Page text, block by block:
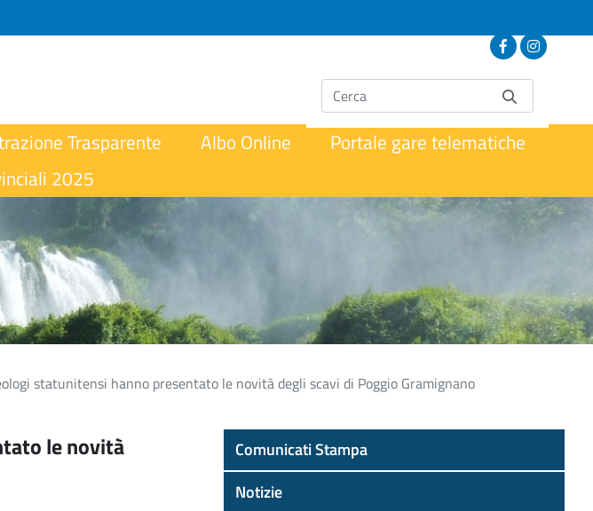
Trasparente Albo Online
Portale gare telematiche
2025
statunitensi hanno presentato le novità degli scavi di Poggio Gramignano
le novità
Comunicati Stampa
Notizie